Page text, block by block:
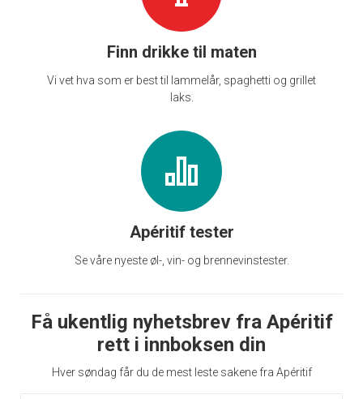
Finn drikke til maten
Vi vet hva som er best til lammelår, spaghetti og grillet
laks.
Apéritif tester
Se våre nyeste øl-, vin- og brennevinstester.
Få ukentlig nyhetsbrev fra Apéritif
rett i innboksen din
Hver søndag får du de mest leste sakene fra Apéritif